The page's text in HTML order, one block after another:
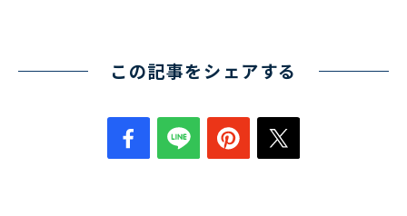
この記事をシェアする